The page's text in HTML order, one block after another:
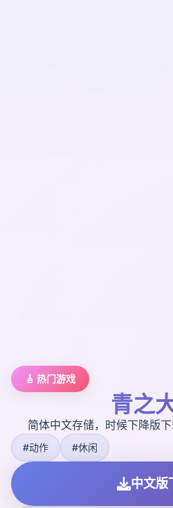
🎸 热门游戏
青之
简体中文存储，时候下降版
#动作 #休闲
中文版